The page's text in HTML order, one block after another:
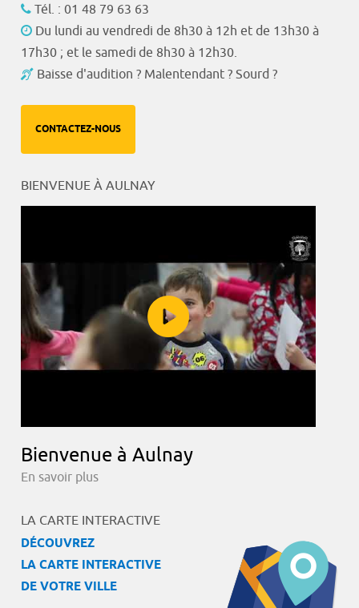
Tél. : 01 48 79 63 63
Du lundi au vendredi de 8h30 à 12h et de 13h30 à
17h30 ; et le samedi de 8h30 à 12h30.
Baisse d'audition ? Malentendant ? Sourd ?
CONTACTEZ-NOUS
BIENVENUE À AULNAY
Bienvenue à Aulnay
En savoir plus
LA CARTE INTERACTIVE
DÉCOUVREZ
LA CARTE INTERACTIVE
DE VOTRE VILLE